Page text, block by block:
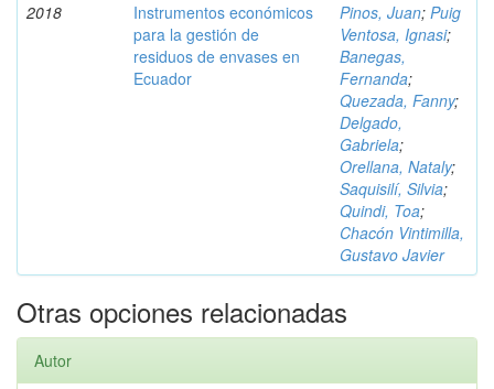
2018
Instrumentos económicos
para la gestión de
residuos de envases en
Ecuador
Pinos, Juan; Puig
Ventosa, Ignasi;
Banegas,
Fernanda;
Quezada, Fanny;
Delgado,
Gabriela;
Orellana, Nataly;
Saquisilí, Silvia;
Quindi, Toa;
Chacón Vintimilla,
Gustavo Javier
Otras opciones relacionadas
Autor